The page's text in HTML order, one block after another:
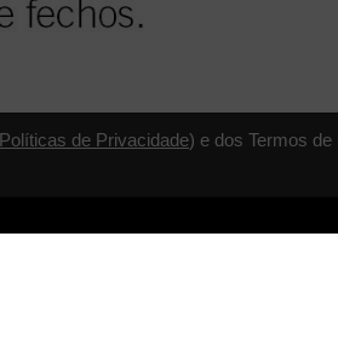
Políticas de Privacidade) e dos Termos